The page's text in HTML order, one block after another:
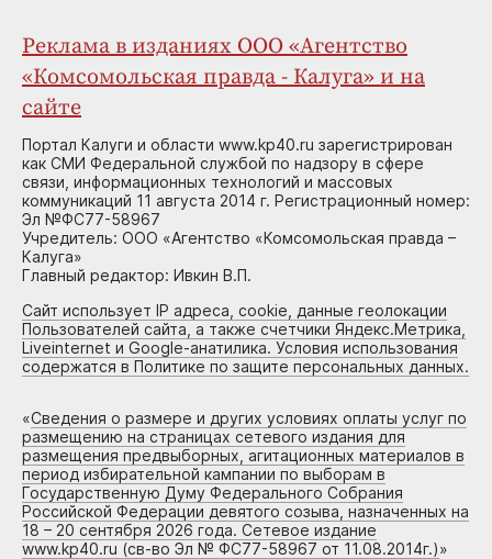
Реклама в изданиях ООО «Агентство
«Комсомольская правда - Калуга» и на
сайте
Портал Калуги и области www.kp40.ru зарегистрирован
как СМИ Федеральной службой по надзору в сфере
связи, информационных технологий и массовых
коммуникаций 11 августа 2014 г. Регистрационный номер:
Эл №ФС77-58967
Учредитель: ООО «Агентство «Комсомольская правда –
Калуга»
Главный редактор: Ивкин В.П.
Сайт использует IP адреса, cookie, данные геолокации
Пользователей сайта, а также счетчики Яндекс.Метрика,
Liveinternet и Google-анатилика. Условия использования
содержатся в Политике по защите персональных данных.
«Сведения о размере и других условиях оплаты услуг по
размещению на страницах сетевого издания для
размещения предвыборных, агитационных материалов в
период избирательной кампании по выборам в
Государственную Думу Федерального Собрания
Российской Федерации девятого созыва, назначенных на
18 – 20 сентября 2026 года. Сетевое издание
www.kp40.ru (св-во Эл № ФС77-58967 от 11.08.2014г.)»